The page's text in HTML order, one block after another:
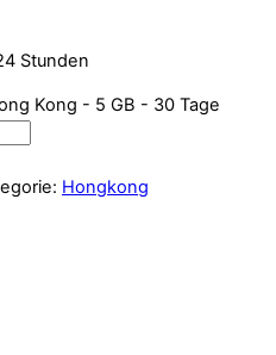
Stunden
Kong - 5 GB - 30 Tage
Hongkong